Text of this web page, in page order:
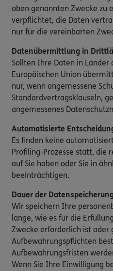
oben genannten Zwecke zu
verpflichtet, die Daten
nur für die vereinbarten
Datenübermittlung in
Sollten Ihre Daten in Länder
Europäischen Union
nur, wenn angemessene
Standardvertragsklauseln,
angemessenes
Automatisierte
Es finden keine
Profiling-Prozesse statt, die
auf Sie haben oder Sie in
beeinträchtigen.
Dauer der Datenspeicherung
Wir speichern Ihre
lange, wie es für die
Zwecke erforderlich ist oder
Aufbewahrungspflichten
Aufbewahrungsfristen
Wenn Sie Ihre Einwilligung